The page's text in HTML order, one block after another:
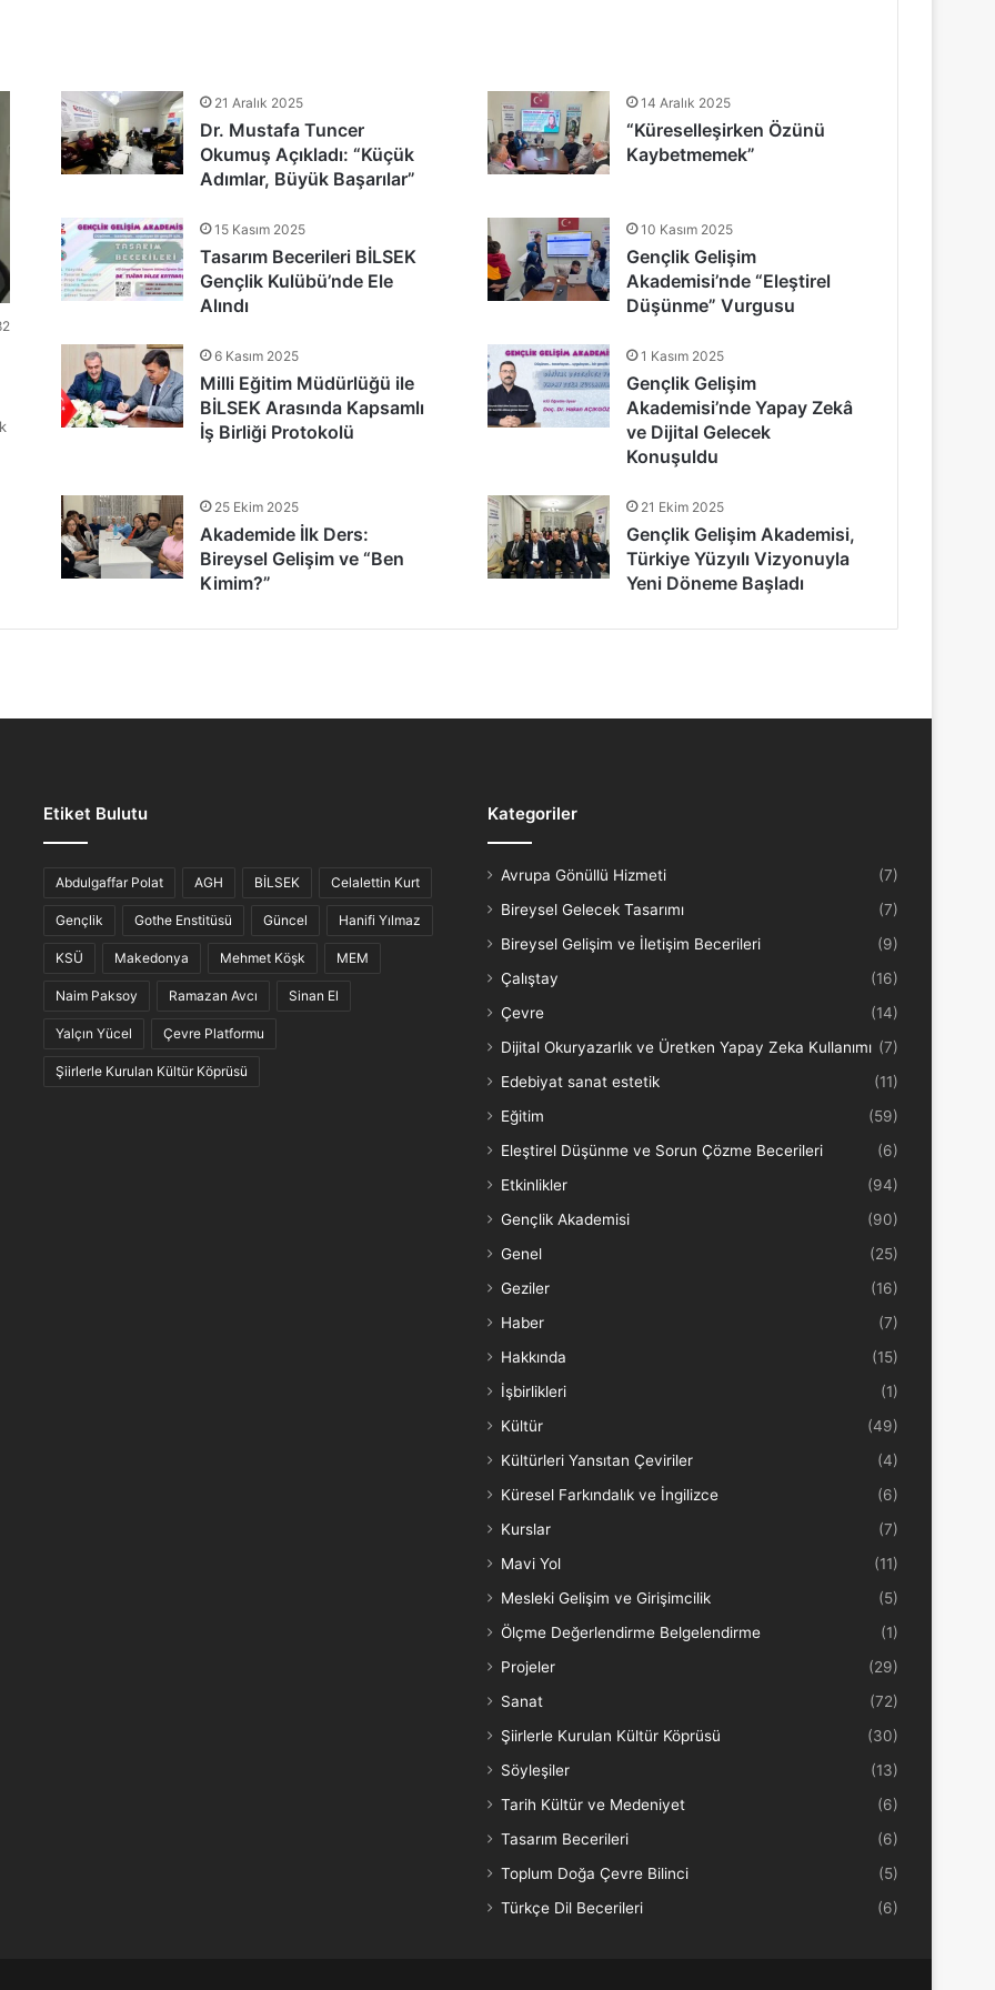
Teşekkür Belgeleriyle Tamamladı
Şöleni: Öğrenciler, Şair ve Ozanlarla Buluştu
Ahvali
Türkülerinin “Anlam Ağları” Keşfedildi
21 Aralık 2025
Dr. Mustafa Tuncer
Okumuş Açıkladı: “Küçük
Adımlar, Büyük Başarılar”
14 Aralık 2025
“Küreselleşirken Özünü
Kaybetmemek”
15 Kasım 2025
Tasarım Becerileri BİLSEK
Gençlik Kulübü’nde Ele
Alındı
10 Kasım 2025
Gençlik Gelişim
Akademisi’nde “Eleştirel
Düşünme” Vurgusu
6 Kasım 2025
Milli Eğitim Müdürlüğü ile
BİLSEK Arasında Kapsamlı
İş Birliği Protokolü
1 Kasım 2025
Gençlik Gelişim
Akademisi’nde Yapay Zekâ
ve Dijital Gelecek
Konuşuldu
25 Ekim 2025
Akademide İlk Ders:
Bireysel Gelişim ve “Ben
Kimim?”
21 Ekim 2025
Gençlik Gelişim Akademisi,
Türkiye Yüzyılı Vizyonuyla
Yeni Döneme Başladı
Etiket Bulutu
Abdulgaffar Polat AGH BİLSEK Celalettin Kurt
Gençlik Gothe Enstitüsü Güncel Hanifi Yılmaz
KSÜ Makedonya Mehmet Köşk MEM
Naim Paksoy Ramazan Avcı Sinan El
Yalçın Yücel Çevre Platformu
Şiirlerle Kurulan Kültür Köprüsü
Kategoriler
Avrupa Gönüllü Hizmeti
(7)
Bireysel Gelecek Tasarımı
(7)
Bireysel Gelişim ve İletişim Becerileri
(9)
Çalıştay
(16)
Çevre
(14)
Dijital Okuryazarlık ve Üretken Yapay Zeka Kullanımı (7)
Edebiyat sanat estetik
(11)
Eğitim
(59)
Eleştirel Düşünme ve Sorun Çözme Becerileri
(6)
Etkinlikler
(94)
Gençlik Akademisi
(90)
Genel
(25)
Geziler
(16)
Haber
(7)
Hakkında
(15)
İşbirlikleri
(1)
Kültür
(49)
Kültürleri Yansıtan Çeviriler
(4)
Küresel Farkındalık ve İngilizce
(6)
Kurslar
(7)
Mavi Yol
(11)
Mesleki Gelişim ve Girişimcilik
(5)
Ölçme Değerlendirme Belgelendirme
(1)
Projeler
(29)
Sanat
(72)
Şiirlerle Kurulan Kültür Köprüsü
(30)
Söyleşiler
(13)
Tarih Kültür ve Medeniyet
(6)
Tasarım Becerileri
(6)
Toplum Doğa Çevre Bilinci
(5)
Türkçe Dil Becerileri
(6)